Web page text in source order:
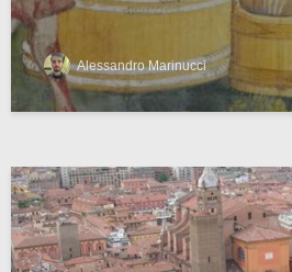
Alessandro Marinucci